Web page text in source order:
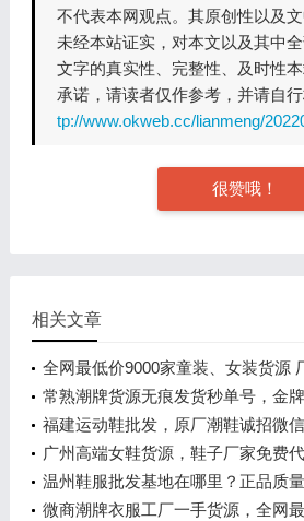
不代表本网观点。其原创性以及
未经本站证实，对本文以及其中全
文字的真实性、完整性、及时性
承诺，请读者仅作参考，并请自
tp://www.okweb.cc/lianmeng/
很赞哦！
相关文章
全网最低价9000家童装、女装货源
常熟潮牌货源无痕发货秒单号，金
福建运动鞋批发，原厂潮鞋诚招微
广州高端女鞋货源，鞋子厂家免费
温州鞋服批发基地在哪里？正品质
一件代发
微商潮牌衣服工厂一手货源，全网